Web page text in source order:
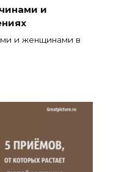
и
и женщинами в